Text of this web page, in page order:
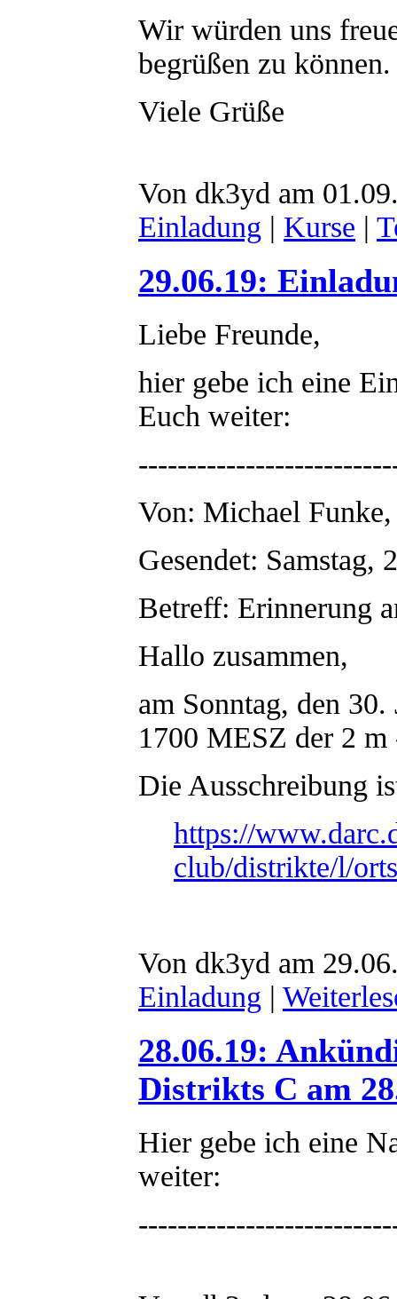
Wir würden uns
begrüßen zu können.
Viele Grüße
Von dk3yd am
Einladung
Kurse
29.06.19:
Liebe Freunde,
hier gebe ich eine
Euch weiter:
Von: Michael
Gesendet: Samstag,
Betreff: Erinnerung
Hallo zusammen,
am Sonntag, den
1700 MESZ der 2
Die Ausschreibung
https://
club/distrikte/l/
Von dk3yd am
Einladung |
28.06.19:
Distrikts C am
Hier gebe ich eine
weiter: